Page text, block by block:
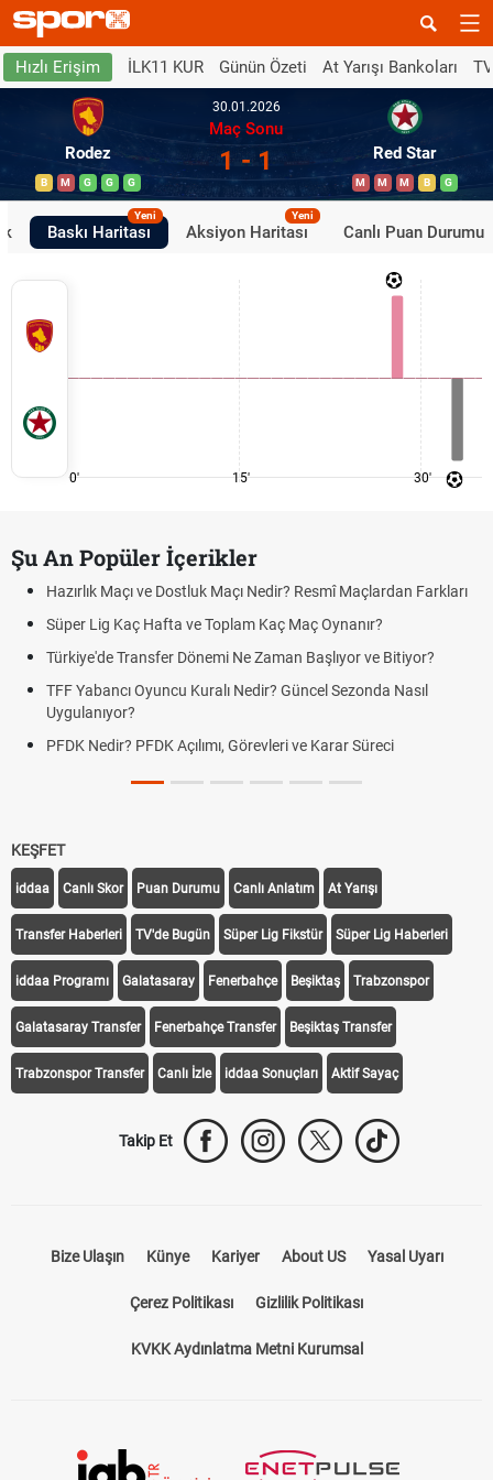
Hızlı Erişim İLK11 KUR Günün Özeti At Yarışı Bankoları
Rodez
B M G G G
30.01.2026
Maç Sonu
1 - 1 Red Star
M M M B G
Baskı Haritası
Yeni
Aksiyon Haritası
Yeni
Canlı Puan Durumu
0' 15' 30'
Şu An Popüler İçerikler
Hazırlık Maçı ve Dostluk Maçı Nedir? Resmî Maçlardan Farkları
Süper Lig Kaç Hafta ve Toplam Kaç Maç Oynanır?
Türkiye'de Transfer Dönemi Ne Zaman Başlıyor ve Bitiyor?
TFF Yabancı Oyuncu Kuralı Nedir? Güncel Sezonda Nasıl
Uygulanıyor?
PFDK Nedir? PFDK Açılımı, Görevleri ve Karar Süreci
KEŞFET
iddaa Canlı Skor Puan Durumu Canlı Anlatım At Yarışı
Transfer Haberleri TV'de Bugün Süper Lig Fikstür Süper Lig Haberleri
iddaa Programı Galatasaray Fenerbahçe Beşiktaş Trabzonspor
Galatasaray Transfer Fenerbahçe Transfer Beşiktaş Transfer
Trabzonspor Transfer Canlı İzle iddaa Sonuçları Aktif Sayaç
Takip Et
Bize Ulaşın Künye Kariyer About US Yasal Uyarı
Çerez Politikası Gizlilik Politikası
KVKK Aydınlatma Metni Kurumsal